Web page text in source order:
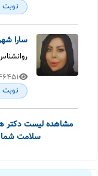
نوبت
سارا
نوبت
مشاهده لیست دکتر
سلامت شما